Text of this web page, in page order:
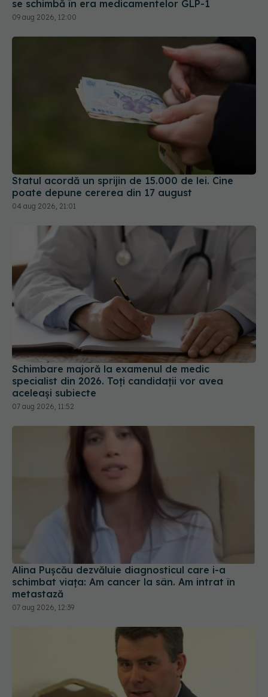
se schimbă în era medicamentelor GLP-1
09 aug 2026, 12:00
Statul acordă un sprijin de 15.000 de lei. Cine
poate depune cererea din 17 august
04 aug 2026, 21:01
Schimbare majoră la examenul de medic
specialist din 2026. Toți candidații vor avea
aceleași subiecte
07 aug 2026, 11:52
Alina Pușcău dezvăluie diagnosticul care i-a
schimbat viața: Am cancer la sân. Am intrat în
metastază
07 aug 2026, 12:39